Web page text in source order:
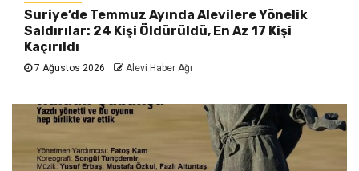
Suriye’de Temmuz Ayında Alevilere Yönelik
Saldırılar: 24 Kişi Öldürüldü, En Az 17 Kişi
Kaçırıldı
7 Ağustos 2026 Alevi Haber Ağı